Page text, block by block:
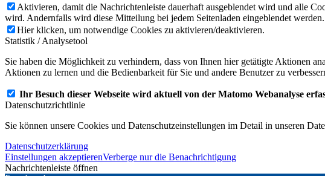
Aktivieren, damit die Nachrichtenleiste dauerhaft ausgeblendet wird und alle
wird. Andernfalls wird diese Mitteilung bei jedem Seitenladen eingeblendet werden.
Hier klicken, um notwendige Cookies zu aktivieren/deaktivieren.
Statistik / Analysetool
Sie haben die Möglichkeit zu verhindern, dass von Ihnen hier getätigte Aktionen
Aktionen zu lernen und die Bedienbarkeit für Sie und andere Benutzer zu
Ihr Besuch dieser Webseite wird aktuell von der Matomo Webanalyse
Datenschutzrichtlinie
Sie können unsere Cookies und Datenschutzeinstellungen im Detail in unseren
Datenschutzerklärung
Einstellungen akzeptierenVerberge nur die Benachrichtigung
Nachrichtenleiste öffnen